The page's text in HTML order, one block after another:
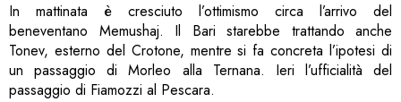
In mattinata è cresciuto l’ottimismo circa l’arrivo del
beneventano Memushaj. Il Bari starebbe trattando anche
Tonev, esterno del Crotone, mentre si fa concreta l’ipotesi di
un passaggio di Morleo alla Ternana. Ieri l’ufficialità del
passaggio di Fiamozzi al Pescara.